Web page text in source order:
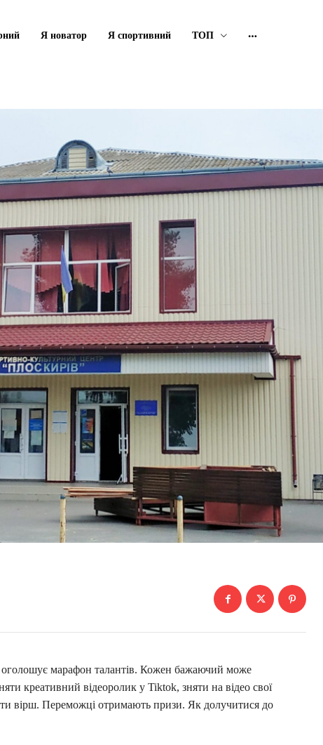
Я новатор Я спортивний ТОП
марафон талантів. Кожен бажаючий може
креативний відеоролик у Tiktok, зняти на відео свої
вірш. Переможці отримають призи. Як долучитися до